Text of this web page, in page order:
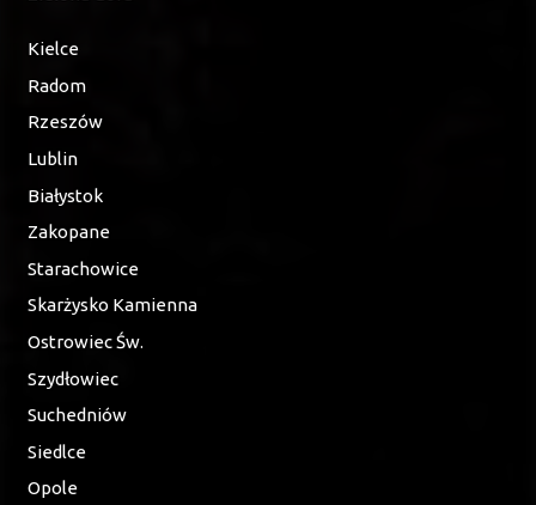
Kielce
Radom
Rzeszów
Lublin
Białystok
Zakopane
Starachowice
Skarżysko Kamienna
Ostrowiec Św.
Szydłowiec
Suchedniów
Siedlce
Opole